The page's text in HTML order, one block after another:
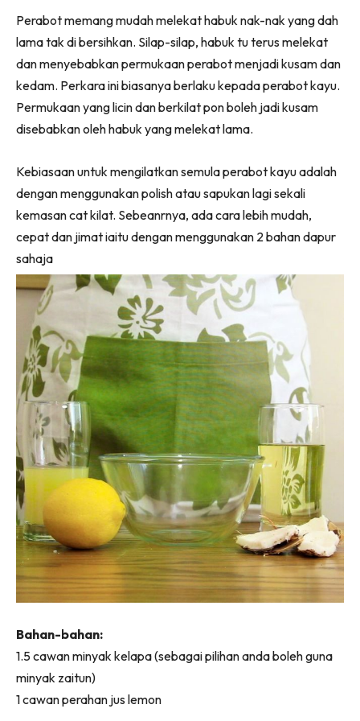
Ruang Tamu
Menarik Lagi
Casa Impiana
Impiana Makeover
Kafe
Hartanah
High Rise
Video
Beli Di Mana
Buat Sendiri
Ilham Impiana
Ilham Impiana 360
Ilham Impiana Inspirasi Selebriti
Impiana TV
Casa Impiana
Impiana MakeOver
Lahar Dekor
Sembang Dekor
Sembang Laman
Tip Impiana
Tip Laman
(Twitter)
Perabot memang mudah melekat habuk nak-nak yang dah
lama tak di bersihkan. Silap-silap, habuk tu terus melekat
dan menyebabkan permukaan perabot menjadi kusam dan
kedam. Perkara ini biasanya berlaku kepada perabot kayu.
Permukaan yang licin dan berkilat pon boleh jadi kusam
disebabkan oleh habuk yang melekat lama.
Kebiasaan untuk mengilatkan semula perabot kayu adalah
dengan menggunakan polish atau sapukan lagi sekali
kemasan cat kilat. Sebeanrnya, ada cara lebih mudah,
cepat dan jimat iaitu dengan menggunakan 2 bahan dapur
sahaja
Bahan-bahan:
1.5 cawan minyak kelapa (sebagai pilihan anda boleh guna
minyak zaitun)
1 cawan perahan jus lemon